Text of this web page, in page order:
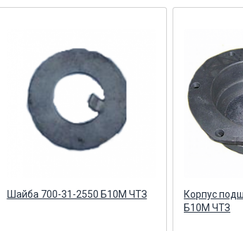
Шайба 700-31-2550 Б10М ЧТЗ
Корпус
Б10М ЧТЗ